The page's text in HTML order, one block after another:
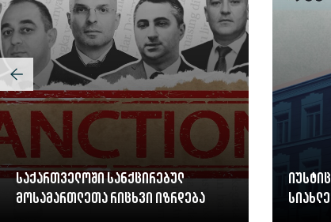
საქართველოში სანქცირებულ
მოსამართლეთა რიცხვი იზრდება